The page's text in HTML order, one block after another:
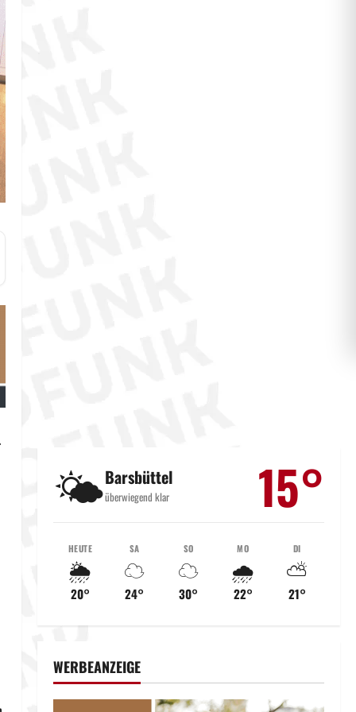
🌤️Barsbüttel
überwiegend klar 15°
HEUTE
🌦️
20°
SA
☁️
24°
SO
☁️
30°
MO
🌧️
22°
DI
⛅
21°
WERBEANZEIGE